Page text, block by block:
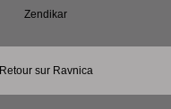
Zendikar
Retour sur Ravnica